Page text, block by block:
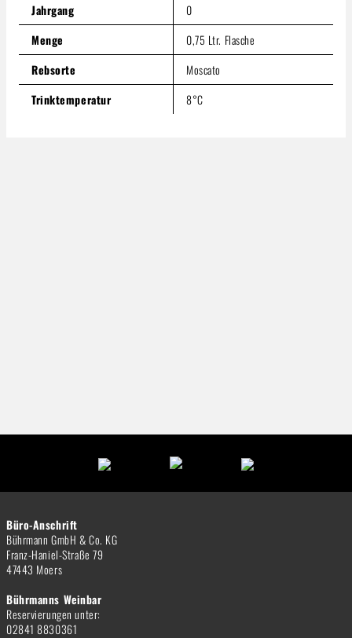
Jahrgang
0
Menge
0,75 Ltr. Flasche
Rebsorte
Moscato
Trinktemperatur
8°C
Büro-Anschrift
Bührmann GmbH & Co. KG
Franz-Haniel-Straße 79
47443 Moers
Bührmanns Weinbar
Reservierungen unter:
02841 8830361